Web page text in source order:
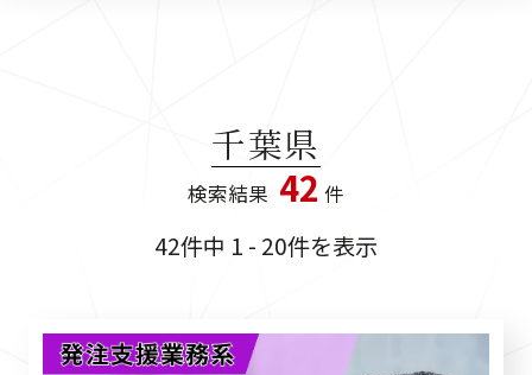
官公庁発注 施工管理業務
官公庁発注 設計・施工管理業務
民間発注 施工管理業務
千葉県
検索結果 42 件
42件中 1 - 20件を表示